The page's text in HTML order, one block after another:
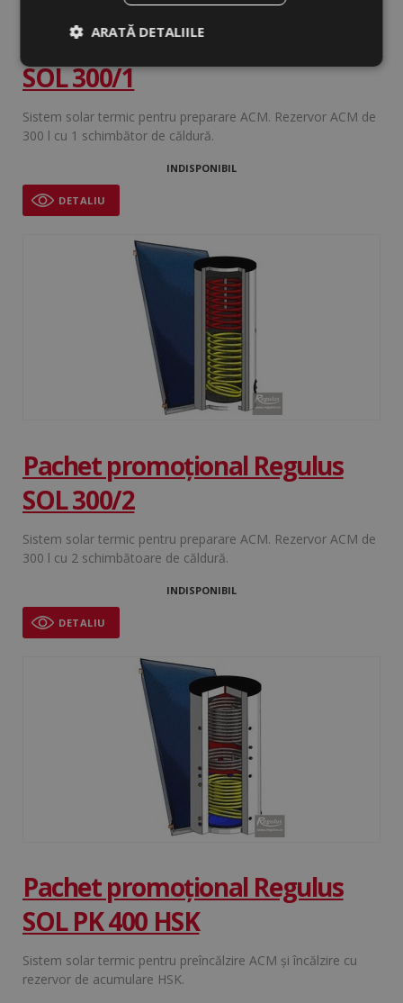
Pachet promoțional Regulus
SOL 300/1
Sistem solar termic pentru preparare ACM. Rezervor ACM de
300 l cu 1 schimbător de căldură.
INDISPONIBIL
DETALIU
Pachet promoțional Regulus
SOL 300/2
Sistem solar termic pentru preparare ACM. Rezervor ACM de
300 l cu 2 schimbătoare de căldură.
INDISPONIBIL
DETALIU
Pachet promoțional Regulus
SOL PK 400 HSK
Sistem solar termic pentru preîncălzire ACM şi încălzire cu
rezervor de acumulare HSK.
ARATĂ DETALIILE
Strict
necesare
De
De
funcţionalitate
Strict necesare
De performanță
De targetare
De funcţionalitate
Neclasificate
Cookie-urile strict necesare permit
funcționalitatea principală a site-ului web, cum ar
fi autentificarea utilizatorului și gestionarea
Nume
Furnizor / Domeniu
CookieScriptConsent
VISITOR_PRIVACY_METADATA
.youtube.com